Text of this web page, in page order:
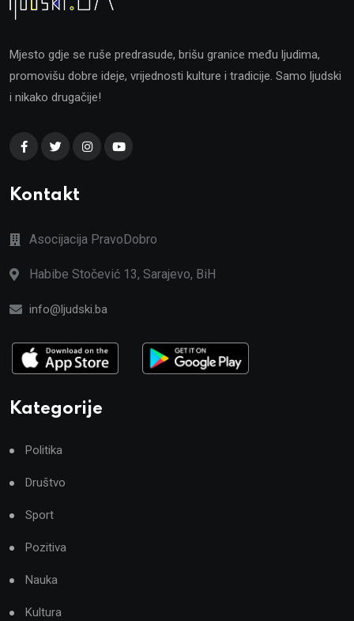
Mjesto gdje se ruše predrasude, brišu granice među ljudima,
promovišu dobre ideje, vrijednosti kulture i tradicije. Samo ljudski
i nikako drugačije!
Kontakt
Asocijacija PravoDobro
Habibe Stočević 13, Sarajevo, BiH
info@ljudski.ba
Kategorije
Politika
Društvo
Sport
Pozitiva
Nauka
Kultura